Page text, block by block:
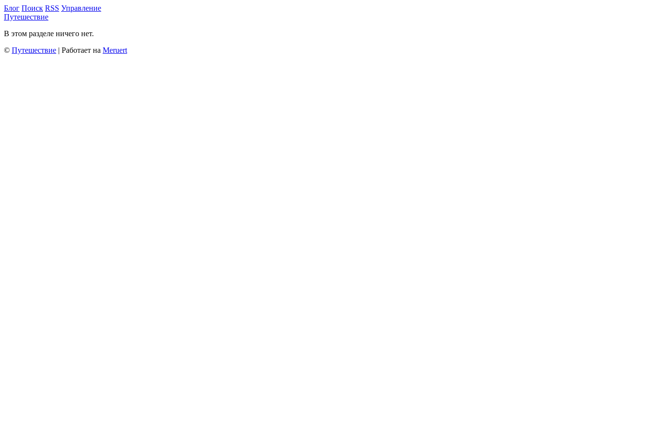
Блог Поиск RSS Управление
Путешествие
В этом разделе ничего нет.
© Путешествие | Работает на Meruert